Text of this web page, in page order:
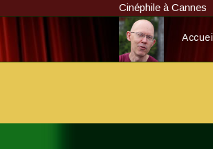
to
Cinéphile à Cannes
Accueil